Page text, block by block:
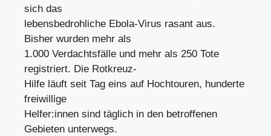
sich das
lebensbedrohliche Ebola-Virus rasant aus.
Bisher wurden mehr als
1.000 Verdachtsfälle und mehr als 250 Tote
registriert. Die Rotkreuz-
Hilfe läuft seit Tag eins auf Hochtouren, hunderte
freiwillige
Helfer:innen sind täglich in den betroffenen
Gebieten unterwegs.